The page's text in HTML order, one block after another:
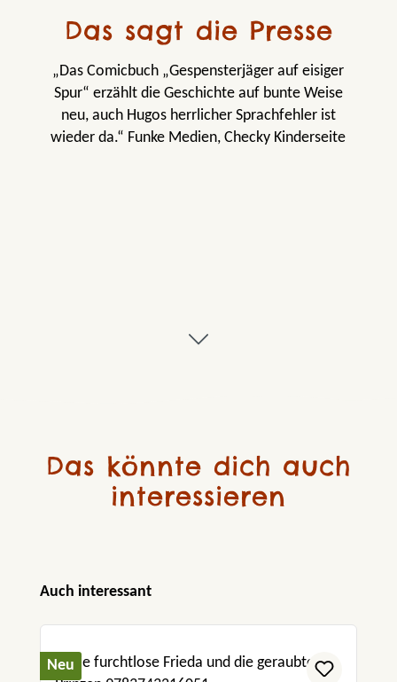
Das sagt die Presse
„Das Comicbuch „Gespensterjäger auf eisiger
Spur“ erzählt die Geschichte auf bunte Weise
neu, auch Hugos herrlicher Sprachfehler ist
wieder da.“ Funke Medien, Checky Kinderseite
Das könnte dich auch
interessieren
Produktgalerie überspringen
Auch interessant
Neu